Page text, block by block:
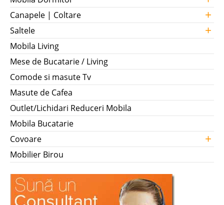
Canapele | Coltare +
Saltele +
Mobila Living
Mese de Bucatarie / Living
Comode si masute Tv
Masute de Cafea
Outlet/Lichidari Reduceri Mobila
Mobila Bucatarie
Covoare
+
Mobilier Birou